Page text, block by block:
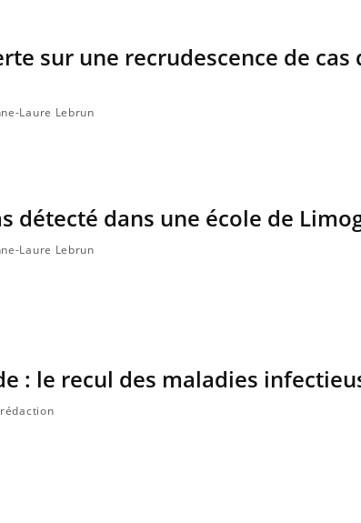
sur une recrudescence de cas
Laure Lebrun
détecté dans une école de
Laure Lebrun
: le recul des maladies